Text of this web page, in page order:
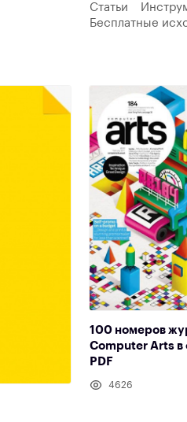
Статьи
Бесплатные
100 номеров
Computer Arts в
PDF
4626